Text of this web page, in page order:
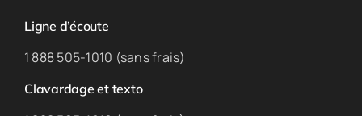
Ligne d’écoute
1 888 505-1010 (sans frais)
Clavardage et texto